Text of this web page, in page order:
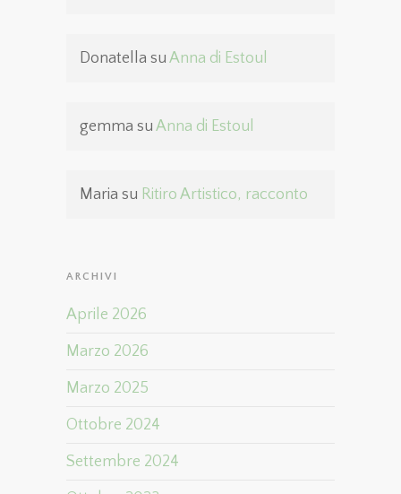
Donatella su Anna di Estoul
gemma su Anna di Estoul
Maria su Ritiro Artistico, racconto
ARCHIVI
Aprile 2026
Marzo 2026
Marzo 2025
Ottobre 2024
Settembre 2024